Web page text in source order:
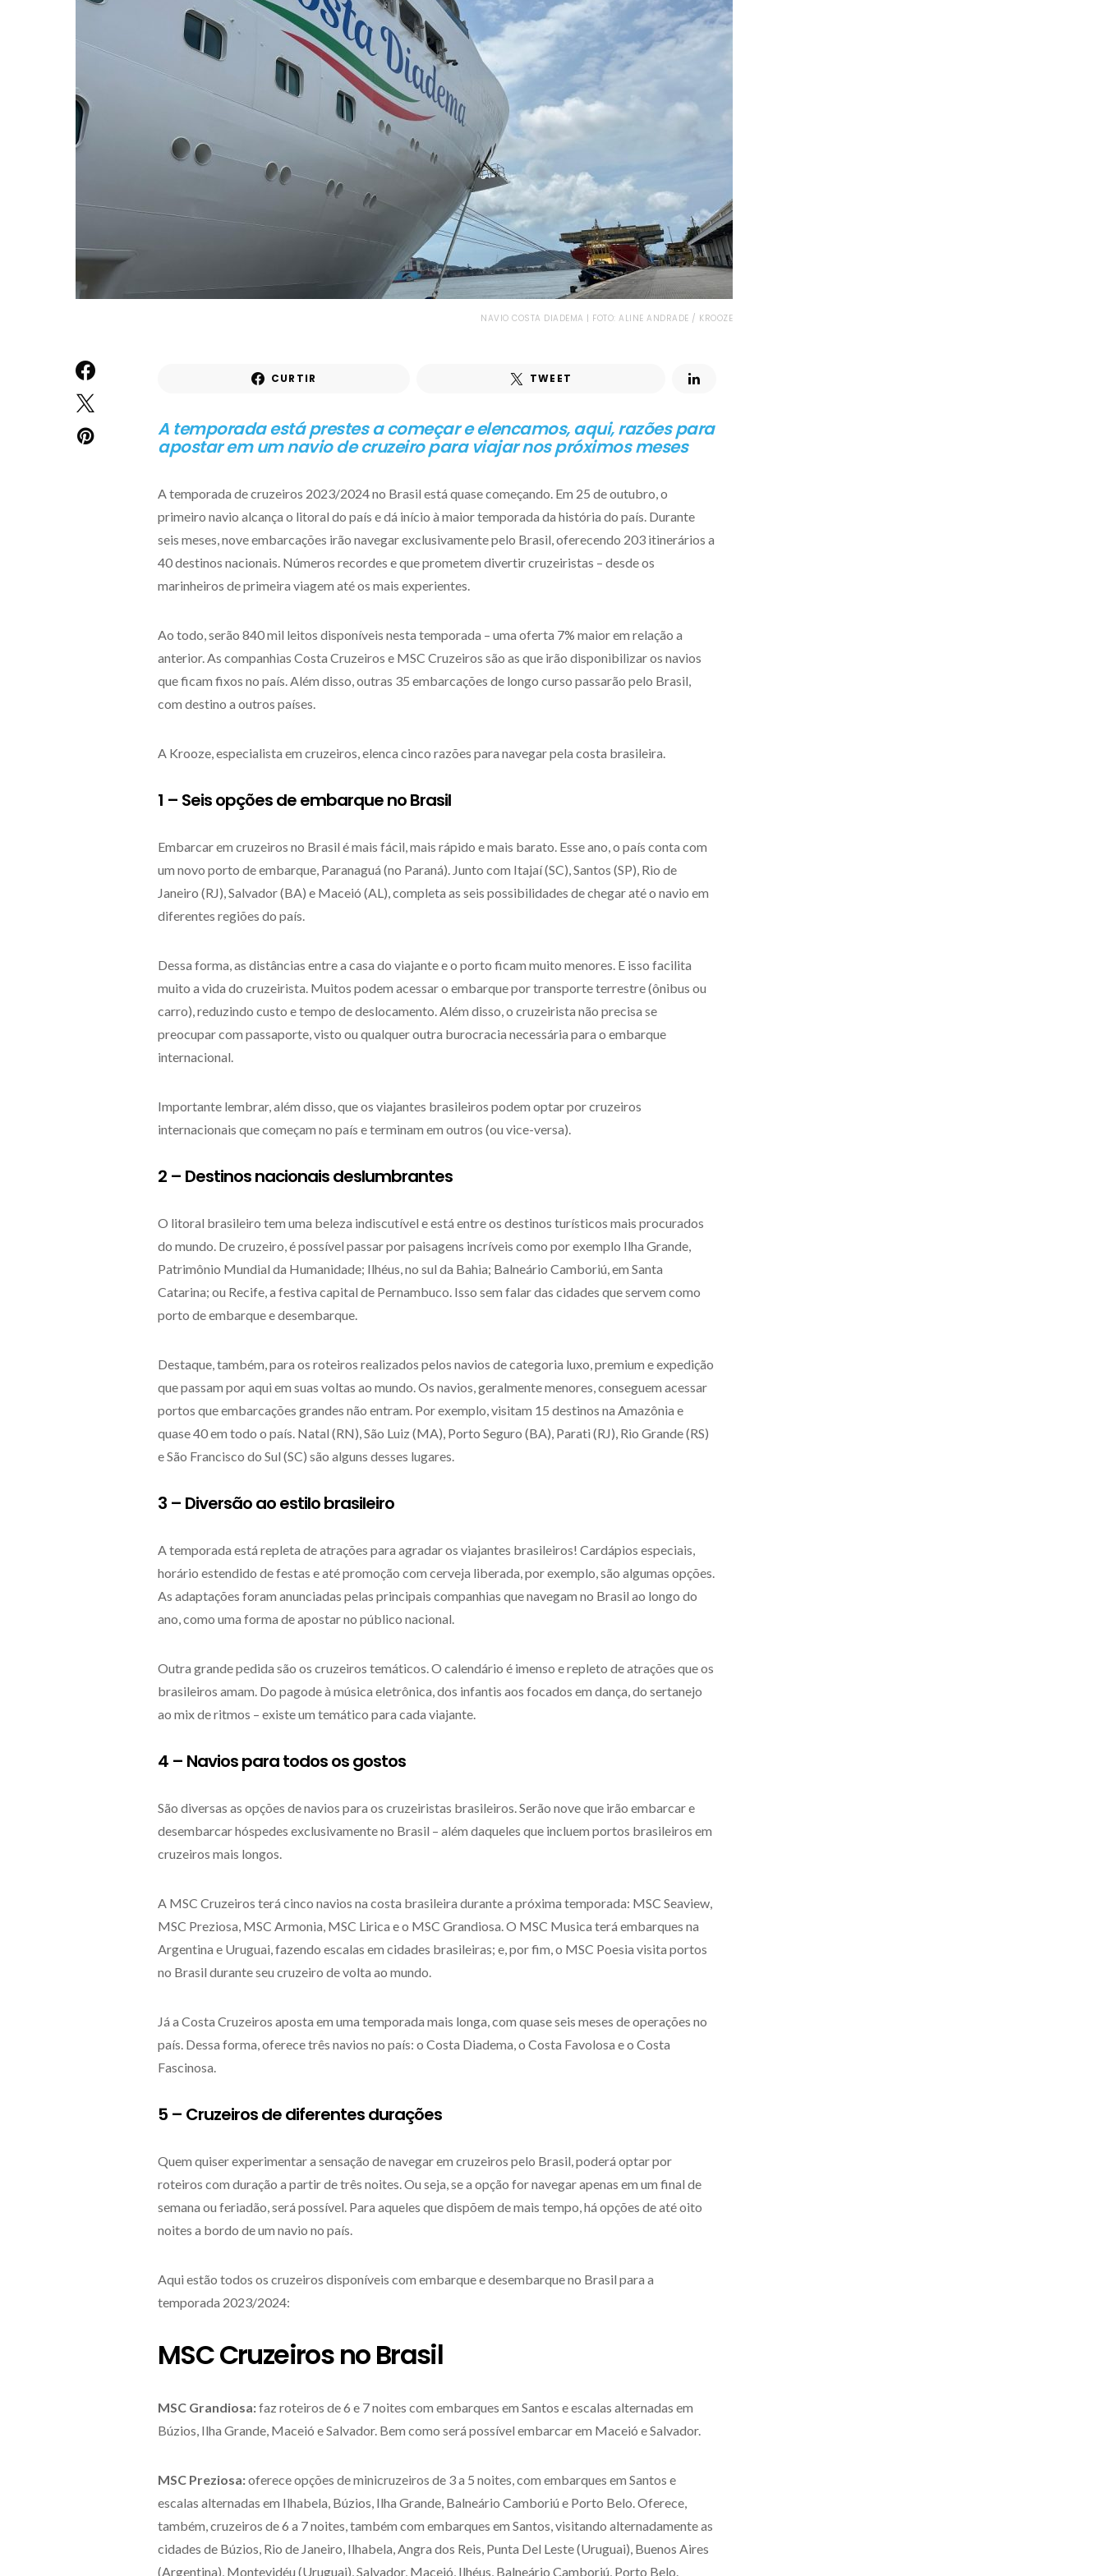
NAVIO COSTA DIADEMA | FOTO: ALINE ANDRADE / KROOZE
CURTIR TWEET
A temporada está prestes a começar e elencamos, aqui, razões para
apostar em um navio de cruzeiro para viajar nos próximos meses
A temporada de cruzeiros 2023/2024 no Brasil está quase começando. Em 25 de outubro, o
primeiro navio alcança o litoral do país e dá início à maior temporada da história do país. Durante
seis meses, nove embarcações irão navegar exclusivamente pelo Brasil, oferecendo 203 itinerários a
40 destinos nacionais. Números recordes e que prometem divertir cruzeiristas – desde os
marinheiros de primeira viagem até os mais experientes.
Ao todo, serão 840 mil leitos disponíveis nesta temporada – uma oferta 7% maior em relação a
anterior. As companhias Costa Cruzeiros e MSC Cruzeiros são as que irão disponibilizar os navios
que ficam fixos no país. Além disso, outras 35 embarcações de longo curso passarão pelo Brasil,
com destino a outros países.
A Krooze, especialista em cruzeiros, elenca cinco razões para navegar pela costa brasileira.
1 – Seis opções de embarque no Brasil
Embarcar em cruzeiros no Brasil é mais fácil, mais rápido e mais barato. Esse ano, o país conta com
um novo porto de embarque, Paranaguá (no Paraná). Junto com Itajaí (SC), Santos (SP), Rio de
Janeiro (RJ), Salvador (BA) e Maceió (AL), completa as seis possibilidades de chegar até o navio em
diferentes regiões do país.
Dessa forma, as distâncias entre a casa do viajante e o porto ficam muito menores. E isso facilita
muito a vida do cruzeirista. Muitos podem acessar o embarque por transporte terrestre (ônibus ou
carro), reduzindo custo e tempo de deslocamento. Além disso, o cruzeirista não precisa se
preocupar com passaporte, visto ou qualquer outra burocracia necessária para o embarque
internacional.
Importante lembrar, além disso, que os viajantes brasileiros podem optar por cruzeiros
internacionais que começam no país e terminam em outros (ou vice-versa).
2 – Destinos nacionais deslumbrantes
O litoral brasileiro tem uma beleza indiscutível e está entre os destinos turísticos mais procurados
do mundo. De cruzeiro, é possível passar por paisagens incríveis como por exemplo Ilha Grande,
Patrimônio Mundial da Humanidade; Ilhéus, no sul da Bahia; Balneário Camboriú, em Santa
Catarina; ou Recife, a festiva capital de Pernambuco. Isso sem falar das cidades que servem como
porto de embarque e desembarque.
Destaque, também, para os roteiros realizados pelos navios de categoria luxo, premium e expedição
que passam por aqui em suas voltas ao mundo. Os navios, geralmente menores, conseguem acessar
portos que embarcações grandes não entram. Por exemplo, visitam 15 destinos na Amazônia e
quase 40 em todo o país. Natal (RN), São Luiz (MA), Porto Seguro (BA), Parati (RJ), Rio Grande (RS)
e São Francisco do Sul (SC) são alguns desses lugares.
3 – Diversão ao estilo brasileiro
A temporada está repleta de atrações para agradar os viajantes brasileiros! Cardápios especiais,
horário estendido de festas e até promoção com cerveja liberada, por exemplo, são algumas opções.
As adaptações foram anunciadas pelas principais companhias que navegam no Brasil ao longo do
ano, como uma forma de apostar no público nacional.
Outra grande pedida são os cruzeiros temáticos. O calendário é imenso e repleto de atrações que os
brasileiros amam. Do pagode à música eletrônica, dos infantis aos focados em dança, do sertanejo
ao mix de ritmos – existe um temático para cada viajante.
4 – Navios para todos os gostos
São diversas as opções de navios para os cruzeiristas brasileiros. Serão nove que irão embarcar e
desembarcar hóspedes exclusivamente no Brasil – além daqueles que incluem portos brasileiros em
cruzeiros mais longos.
A MSC Cruzeiros terá cinco navios na costa brasileira durante a próxima temporada: MSC Seaview,
MSC Preziosa, MSC Armonia, MSC Lirica e o MSC Grandiosa. O MSC Musica terá embarques na
Argentina e Uruguai, fazendo escalas em cidades brasileiras; e, por fim, o MSC Poesia visita portos
no Brasil durante seu cruzeiro de volta ao mundo.
Já a Costa Cruzeiros aposta em uma temporada mais longa, com quase seis meses de operações no
país. Dessa forma, oferece três navios no país: o Costa Diadema, o Costa Favolosa e o Costa
Fascinosa.
5 – Cruzeiros de diferentes durações
Quem quiser experimentar a sensação de navegar em cruzeiros pelo Brasil, poderá optar por
roteiros com duração a partir de três noites. Ou seja, se a opção for navegar apenas em um final de
semana ou feriadão, será possível. Para aqueles que dispõem de mais tempo, há opções de até oito
noites a bordo de um navio no país.
Aqui estão todos os cruzeiros disponíveis com embarque e desembarque no Brasil para a
temporada 2023/2024:
MSC Cruzeiros no Brasil
MSC Grandiosa:faz roteiros de 6 e 7 noites com embarques em Santos e escalas alternadas em
Búzios, Ilha Grande, Maceió e Salvador. Bem como será possível embarcar em Maceió e Salvador.
MSC Preziosa:oferece opções de minicruzeiros de 3 a 5 noites, com embarques em Santos e
escalas alternadas em Ilhabela, Búzios, Ilha Grande, Balneário Camboriú e Porto Belo. Oferece,
também, cruzeiros de 6 a 7 noites, também com embarques em Santos, visitando alternadamente as
cidades de Búzios, Rio de Janeiro, Ilhabela, Angra dos Reis, Punta Del Leste (Uruguai), Buenos Aires
(Argentina), Montevidéu (Uruguai), Salvador, Maceió, Ilhéus, Balneário Camboriú, Porto Belo.